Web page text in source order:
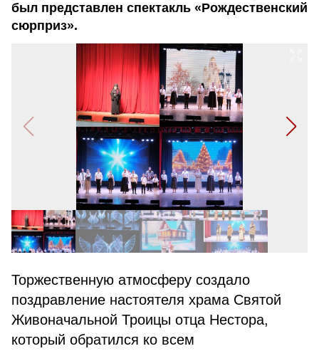
был представлен спектакль «Рождественский
сюрприз».
Торжественную атмосферу создало
поздравление настоятеля храма Святой
Живоначальной Троицы отца Нестора,
который обратился ко всем